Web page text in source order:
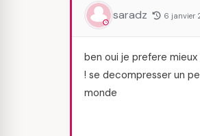
saradz 6 janvier
ben oui je prefere
! se decompresser un
monde